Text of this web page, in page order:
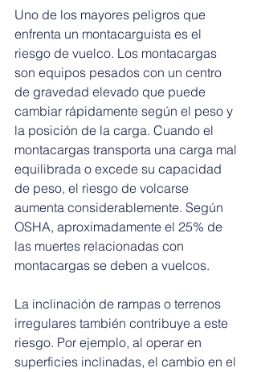
Uno de los mayores peligros que
enfrenta un montacarguista es el
riesgo de vuelco. Los montacargas
son equipos pesados con un centro
de gravedad elevado que puede
cambiar rápidamente según el peso y
la posición de la carga. Cuando el
montacargas transporta una carga mal
equilibrada o excede su capacidad
de peso, el riesgo de volcarse
aumenta considerablemente. Según
OSHA, aproximadamente el 25% de
las muertes relacionadas con
montacargas se deben a vuelcos.
La inclinación de rampas o terrenos
irregulares también contribuye a este
riesgo. Por ejemplo, al operar en
superficies inclinadas, el cambio en el